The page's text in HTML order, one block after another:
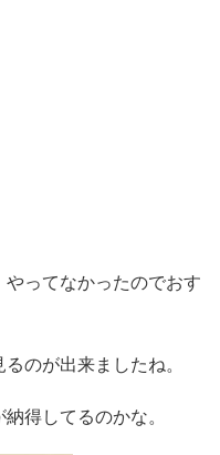
ってなかったのでおす
のが出来ましたね。
得してるのかな。